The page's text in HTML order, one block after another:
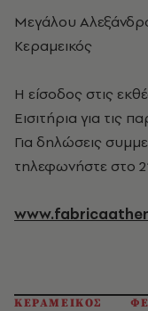
Μεγάλου
Κεραμεικός
Η είσοδος στις
Εισιτήρια για τις
Για δηλώσεις
τηλεφωνήστε στο
ΚΕΡΑΜΕΙΚΟΣ